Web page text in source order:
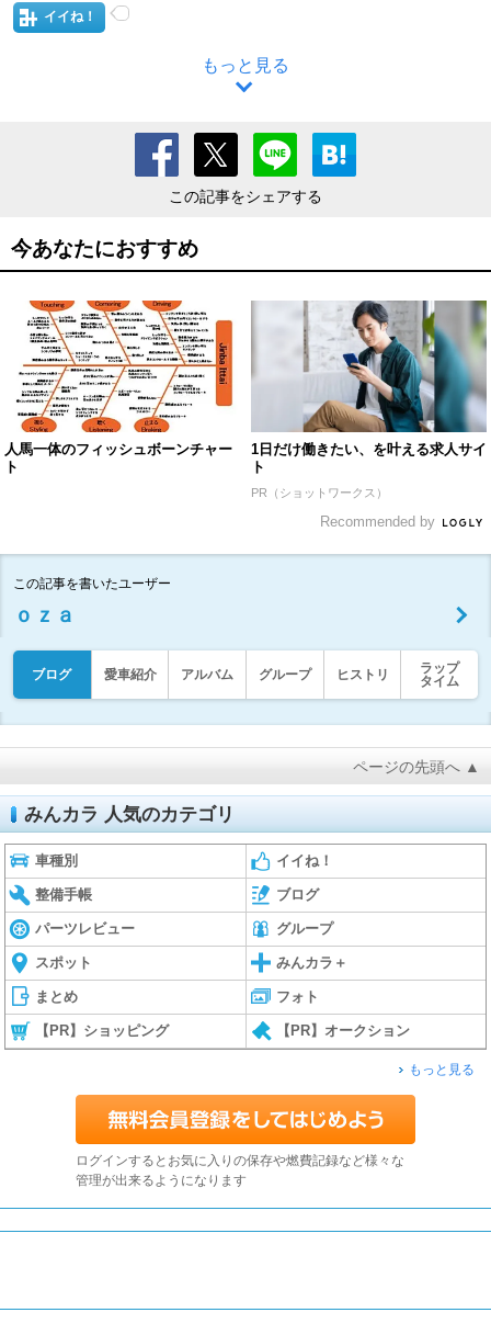
イイね！
もっと見る
この記事をシェアする
今あなたにおすすめ
人馬一体のフィッシュボーンチャー
ト
1日だけ働きたい、を叶える求人サイ
ト
PR（ショットワークス）
Recommended by
この記事を書いたユーザー
ｏｚａ
ブログ 愛車紹介 アルバム グループ ヒストリ
ラップ
タイム
ページの先頭へ ▲
みんカラ 人気のカテゴリ
車種別 イイね！
整備手帳 ブログ
パーツレビュー グループ
スポット みんカラ＋
まとめ フォト
【PR】ショッピング 【PR】オークション
もっと見る
ログインするとお気に入りの保存や燃費記録など様々な
管理が出来るようになります